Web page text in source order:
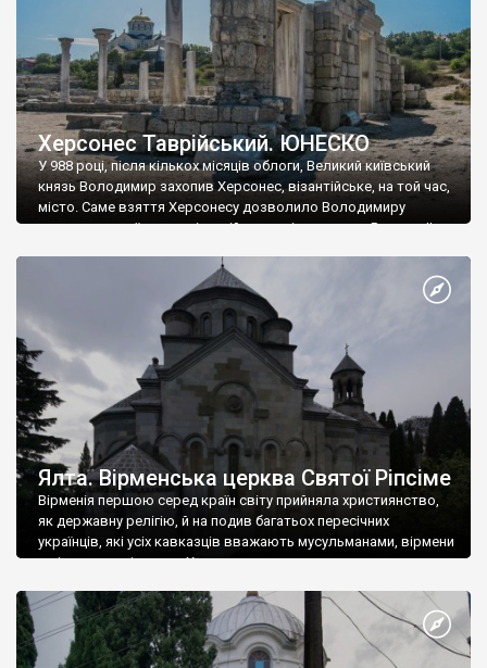
Херсонес Таврійський. ЮНЕСКО
У 988 році, після кількох місяців облоги, Великий київський
князь Володимир захопив Херсонес, візантійське, на той час,
місто. Саме взяття Херсонесу дозволило Володимиру
диктувати свої умови візантійському імператору Василю ІІ, та
Херсонесі Володимир-язичник, став Василем-християнином.
А потім було Хрещення Русі. На честь Херсонесу Таврійського
Ялта. Вірменська церква Святої Ріпсіме
Вірменія першою серед країн світу прийняла християнство,
як державну релігію, й на подив багатьох пересічних
українців, які усіх кавказців вважають мусульманами, вірмени
є відданими вірянами Христа